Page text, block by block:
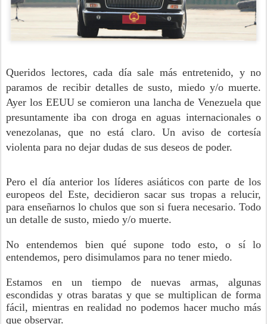
Queridos lectores, cada día sale más entretenido, y no
paramos de recibir detalles de susto, miedo y/o muerte.
Ayer los EEUU se comieron una lancha de Venezuela que
presuntamente iba con droga en aguas internacionales o
venezolanas, que no está claro. Un aviso de cortesía
violenta para no dejar dudas de sus deseos de poder.
Pero el día anterior los líderes asiáticos con parte de los
europeos del Este, decidieron sacar sus tropas a relucir,
para enseñarnos lo chulos que son si fuera necesario. Todo
un detalle de susto, miedo y/o muerte.
No entendemos bien qué supone todo esto, o sí lo
entendemos, pero disimulamos para no tener miedo.
Estamos en un tiempo de nuevas armas, algunas
escondidas y otras baratas y que se multiplican de forma
fácil, mientras en realidad no podemos hacer mucho más
que observar.